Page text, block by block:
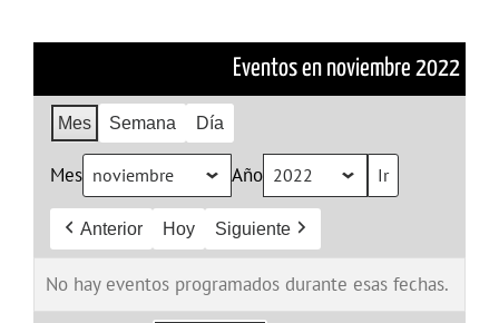
Eventos en noviembre 2022
Mes Semana Día
Mes Año
Anterior Hoy Siguiente
No hay eventos programados durante esas fechas.